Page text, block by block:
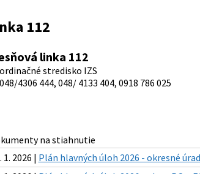
112
linka 112
stredisko IZS
4306 444, 048/ 4133 404, 0918 786 025
na stiahnutie
1. 2026 | Plán hlavných úloh 2026 - okresné